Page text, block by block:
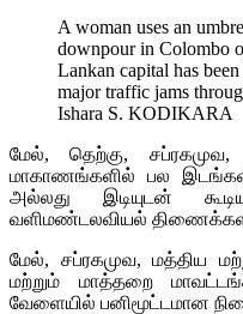
A woman uses an
downpour in Colombo
Lankan capital has
major traffic jams
Ishara S. KODIKARA
மேல், தெற்கு,
மாகாணங்களில் பல
அல்லது இடியுடன்
வளிமண்டலவியல் திணைக்களம்
மேல், சப்ரகமுவ, மத்திய
மற்றும் மாத்தறை
வேளையில் பனிமூட்டமான